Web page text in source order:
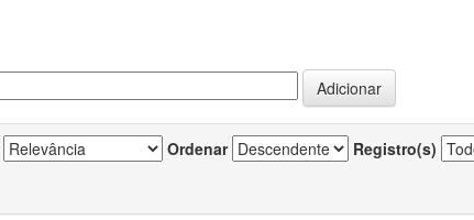
Ordenar Registro(s)